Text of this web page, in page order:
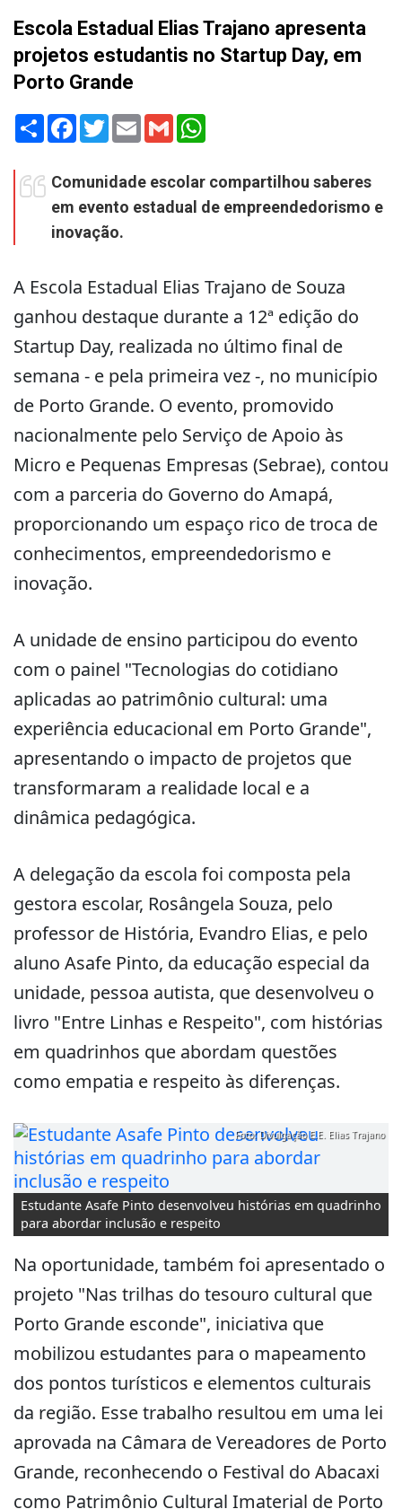
Escola Estadual Elias Trajano apresenta
projetos estudantis no Startup Day, em
Porto Grande
Share Facebook
TwitterEmail Gmail
Comunidade escolar compartilhou saberes
em evento estadual de empreendedorismo e
inovação.
A Escola Estadual Elias Trajano de Souza
ganhou destaque durante a 12ª edição do
Startup Day, realizada no último final de
semana - e pela primeira vez -, no município
de Porto Grande. O evento, promovido
nacionalmente pelo Serviço de Apoio às
Micro e Pequenas Empresas (Sebrae), contou
com a parceria do Governo do Amapá,
proporcionando um espaço rico de troca de
conhecimentos, empreendedorismo e
inovação.
A unidade de ensino participou do evento
com o painel "Tecnologias do cotidiano
aplicadas ao patrimônio cultural: uma
experiência educacional em Porto Grande",
apresentando o impacto de projetos que
transformaram a realidade local e a
dinâmica pedagógica.
A delegação da escola foi composta pela
gestora escolar, Rosângela Souza, pelo
professor de História, Evandro Elias, e pelo
aluno Asafe Pinto, da educação especial da
unidade, pessoa autista, que desenvolveu o
livro "Entre Linhas e Respeito", com histórias
em quadrinhos que abordam questões
como empatia e respeito às diferenças.
Estudante Asafe Pinto desenvolveu histórias em quadrinho
para abordar inclusão e respeito
Foto: Divulgação E.E. Elias Trajano
Na oportunidade, também foi apresentado o
projeto "Nas trilhas do tesouro cultural que
Porto Grande esconde", iniciativa que
mobilizou estudantes para o mapeamento
dos pontos turísticos e elementos culturais
da região. Esse trabalho resultou em uma lei
aprovada na Câmara de Vereadores de Porto
Grande, reconhecendo o Festival do Abacaxi
como Patrimônio Cultural Imaterial de Porto